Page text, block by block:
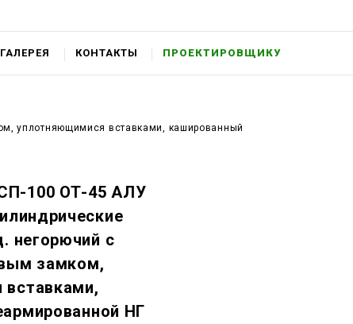
КОНТАКТЫ ПРОЕКТИРОВЩИКУ
уплотняющимися вставками, кашированный
100 ОТ-45 АЛУ
негорючий c
замком,
НГ